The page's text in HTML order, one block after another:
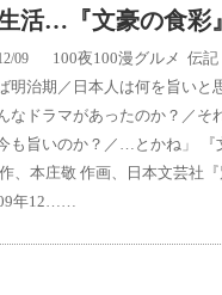
活…『文豪の食彩』
09 100夜100漫グルメ 伝記
明治期／日本人は何を旨い
なドラマがあったのか？／そ
も旨いのか？／…とかね」
、本庄敬 作画、日本文芸社
年12……